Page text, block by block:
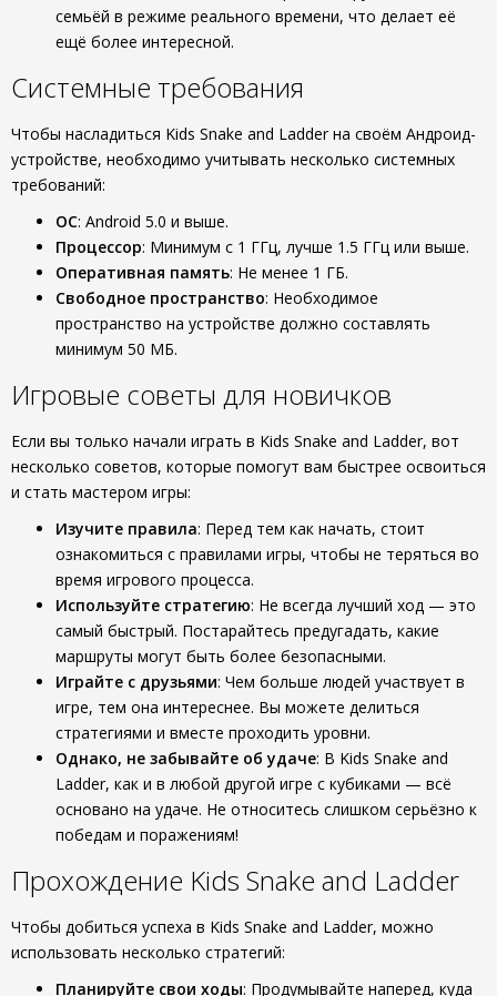
семьёй в режиме реального времени, что делает её
ещё более интересной.
Системные требования
Чтобы насладиться Kids Snake and Ladder на своём Андроид-
устройстве, необходимо учитывать несколько системных
требований:
ОС: Android 5.0 и выше.
Процессор: Минимум с 1 ГГц, лучше 1.5 ГГц или выше.
Оперативная память: Не менее 1 ГБ.
Свободное пространство: Необходимое
пространство на устройстве должно составлять
минимум 50 МБ.
Игровые советы для новичков
Если вы только начали играть в Kids Snake and Ladder, вот
несколько советов, которые помогут вам быстрее освоиться
и стать мастером игры:
Изучите правила: Перед тем как начать, стоит
ознакомиться с правилами игры, чтобы не теряться во
время игрового процесса.
Используйте стратегию: Не всегда лучший ход — это
самый быстрый. Постарайтесь предугадать, какие
маршруты могут быть более безопасными.
Играйте с друзьями: Чем больше людей участвует в
игре, тем она интереснее. Вы можете делиться
стратегиями и вместе проходить уровни.
Однако, не забывайте об удаче: В Kids Snake and
Ladder, как и в любой другой игре с кубиками — всё
основано на удаче. Не относитесь слишком серьёзно к
победам и поражениям!
Прохождение Kids Snake and Ladder
Чтобы добиться успеха в Kids Snake and Ladder, можно
использовать несколько стратегий:
Планируйте свои ходы: Продумывайте наперед, куда